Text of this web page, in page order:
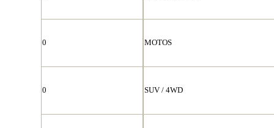
0 MOTOS
0 SUV / 4WD